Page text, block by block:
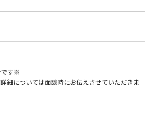
です※
細については面談時にお伝えさせていただきま